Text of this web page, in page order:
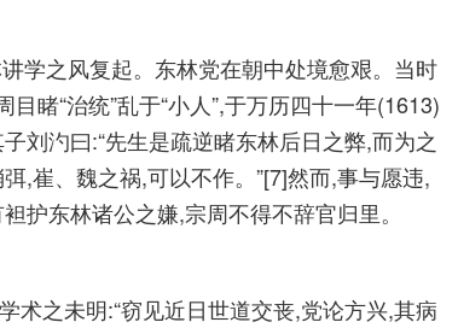
学之风复起。东林党在朝中处境愈艰。当时
睹“治统”乱于“小人”,于万历四十一年(1613)
刘汋曰:“先生是疏逆睹东林后日之弊,而为之
,崔、魏之祸,可以不作。”[7]然而,事与愿违,
护东林诸公之嫌,宗周不得不辞官归里。
术之未明:“窃见近日世道交丧,党论方兴,其病